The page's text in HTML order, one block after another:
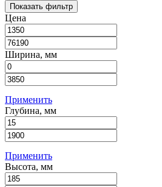
Показать фильтр
Цена
Ширина, мм
Применить
Глубина, мм
Применить
Высота, мм